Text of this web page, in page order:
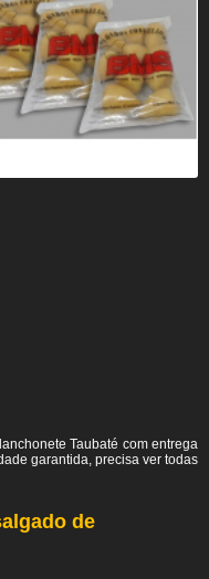
Taubaté com entrega
garantida, precisa ver todas
de